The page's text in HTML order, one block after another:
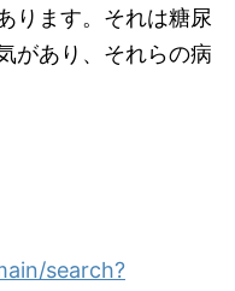
ります。それは糖尿
があり、それらの病
search?